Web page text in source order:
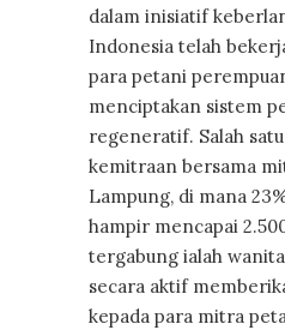
dalam inisiatif
Indonesia telah
para petani
menciptakan sistem
regeneratif. Salah
kemitraan bersama
Lampung, di mana
hampir mencapai
tergabung ialah
secara aktif
kepada para mitra